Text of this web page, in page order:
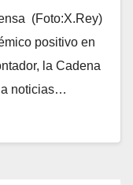
(Foto:X.Rey)
positivo en
la Cadena
a noticias…